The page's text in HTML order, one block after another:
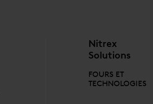
Nitrex
Solutions
FOURS ET
TECHNOLOGIES